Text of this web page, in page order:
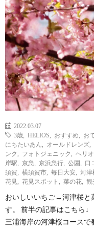
2022.03.07
3歳
HELIOS おすすめ お
にちたいあん
オールドレンズ
ンク
フォトジェニック ヘリ
岸駅
京急 京浜急行 公園 口
須賀
横須賀市 毎日大安 河津
花見
花見スポット 菜の花 観
おいしいいちご→河津桜と
す。 前半の記事はこちら↓
三浦海岸の河津桜コース